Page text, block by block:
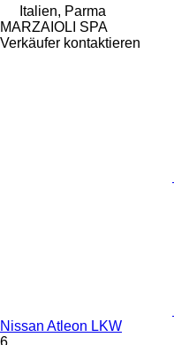
Italien, Parma
MARZAIOLI SPA
Verkäufer kontaktieren
Nissan Atleon LKW
6